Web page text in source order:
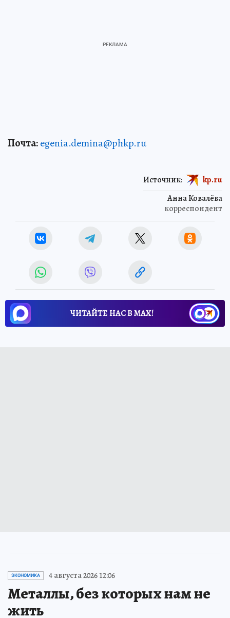
Почта:egenia.demina@phkp.ru
Анна Ковалёва
корреспондент
Источник: kp.ru
ЧИТАЙТЕ НАС В МАХ!
ЭКОНОМИКА 4 августа 2026 12:06
Металлы, без которых нам не
жить